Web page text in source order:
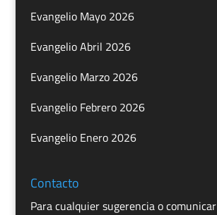
Evangelio Mayo 2026
Evangelio Abril 2026
Evangelio Marzo 2026
Evangelio Febrero 2026
Evangelio Enero 2026
Contacto
Para cualquier sugerencia o comunicar